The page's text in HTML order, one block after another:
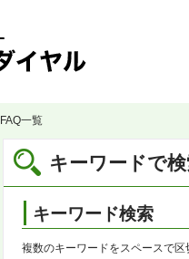
FAQ一覧
キーワードで
キーワード検索
複数のキーワードをスペースで区